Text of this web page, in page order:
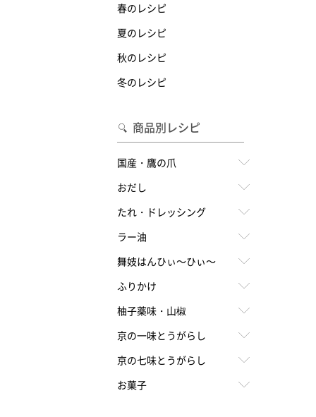
せて一味・七味を選ぶ
春のレシピ
夏のレシピ
秋のレシピ
冬のレシピ
商品別レシピ
国産・鷹の爪
おだし
たれ・ドレッシング
ラー油
舞妓はんひぃ～ひぃ～
ふりかけ
柚子薬味・山椒
京の一味とうがらし
京の七味とうがらし
お菓子